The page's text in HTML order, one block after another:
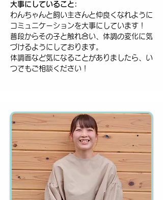
大事にしていること:
わんちゃんと飼い主さんと仲良くなれように
コミュニケーションを大事にしています！
普段からその子と触れ合い、体調の変化に気
づけるようにしております。
体調面など気になることがありましたら、い
つでもご相談ください！